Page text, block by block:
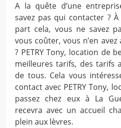
A la quête d’une
savez pas qui contacter ?
part cela, vous ne savez
vous coûter, vous n’en
? PETRY Tony, location de
meilleures tarifs, des tarifs
de tous. Cela vous
contact avec PETRY Tony,
passez chez eux à La
recevra avec un accueil
plein aux lèvres.